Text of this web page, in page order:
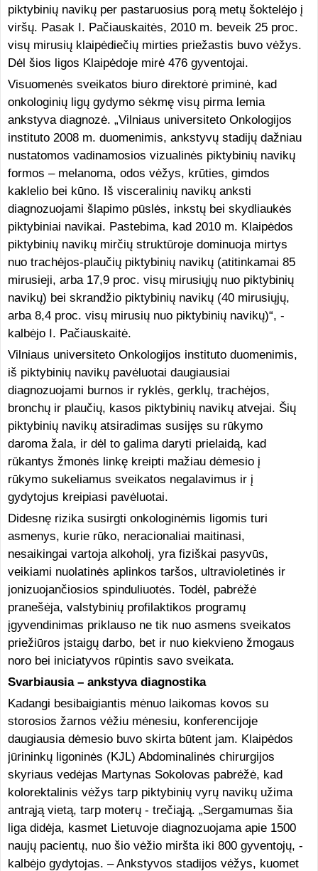
piktybinių navikų per pastaruosius porą metų šoktelėjo į
viršų. Pasak I. Pačiauskaitės, 2010 m. beveik 25 proc.
visų mirusių klaipėdiečių mirties priežastis buvo vėžys.
Dėl šios ligos Klaipėdoje mirė 476 gyventojai.
Visuomenės sveikatos biuro direktorė priminė, kad
onkologinių ligų gydymo sėkmę visų pirma lemia
ankstyva diagnozė. „Vilniaus universiteto Onkologijos
instituto 2008 m. duomenimis, ankstyvų stadijų dažniau
nustatomos vadinamosios vizualinės piktybinių navikų
formos – melanoma, odos vėžys, krūties, gimdos
kaklelio bei kūno. Iš visceralinių navikų anksti
diagnozuojami šlapimo pūslės, inkstų bei skydliaukės
piktybiniai navikai. Pastebima, kad 2010 m. Klaipėdos
piktybinių navikų mirčių struktūroje dominuoja mirtys
nuo trachėjos-plaučių piktybinių navikų (atitinkamai 85
mirusieji, arba 17,9 proc. visų mirusiųjų nuo piktybinių
navikų) bei skrandžio piktybinių navikų (40 mirusiųjų,
arba 8,4 proc. visų mirusių nuo piktybinių navikų)“, -
kalbėjo I. Pačiauskaitė.
Vilniaus universiteto Onkologijos instituto duomenimis,
iš piktybinių navikų pavėluotai daugiausiai
diagnozuojami burnos ir ryklės, gerklų, trachėjos,
bronchų ir plaučių, kasos piktybinių navikų atvejai. Šių
piktybinių navikų atsiradimas susijęs su rūkymo
daroma žala, ir dėl to galima daryti prielaidą, kad
rūkantys žmonės linkę kreipti mažiau dėmesio į
rūkymo sukeliamus sveikatos negalavimus ir į
gydytojus kreipiasi pavėluotai.
Didesnę rizika susirgti onkologinėmis ligomis turi
asmenys, kurie rūko, neracionaliai maitinasi,
nesaikingai vartoja alkoholį, yra fiziškai pasyvūs,
veikiami nuolatinės aplinkos taršos, ultravioletinės ir
jonizuojančiosios spinduliuotės. Todėl, pabrėžė
pranešėja, valstybinių profilaktikos programų
įgyvendinimas priklauso ne tik nuo asmens sveikatos
priežiūros įstaigų darbo, bet ir nuo kiekvieno žmogaus
noro bei iniciatyvos rūpintis savo sveikata.
Svarbiausia – ankstyva diagnostika
Kadangi besibaigiantis mėnuo laikomas kovos su
storosios žarnos vėžiu mėnesiu, konferencijoje
daugiausia dėmesio buvo skirta būtent jam. Klaipėdos
jūrininkų ligoninės (KJL) Abdominalinės chirurgijos
skyriaus vedėjas Martynas Sokolovas pabrėžė, kad
kolorektalinis vėžys tarp piktybinių vyrų navikų užima
antrąją vietą, tarp moterų - trečiąją. „Sergamumas šia
liga didėja, kasmet Lietuvoje diagnozuojama apie 1500
naujų pacientų, nuo šio vėžio miršta iki 800 gyventojų, -
kalbėjo gydytojas. – Ankstyvos stadijos vėžys, kuomet